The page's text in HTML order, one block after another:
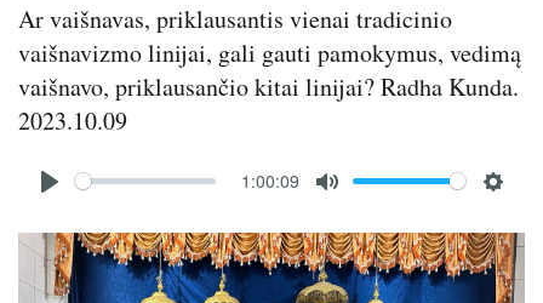
Ar vaišnavas, priklausantis vienai tradicinio
vaišnavizmo linijai, gali gauti pamokymus, vedimą
vaišnavo, priklausančio kitai linijai? Radha Kunda.
2023.10.09
l
a
y
1:00:09
u
t
e
e
t
t
Image